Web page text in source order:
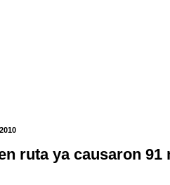
ruta ya causaron 91